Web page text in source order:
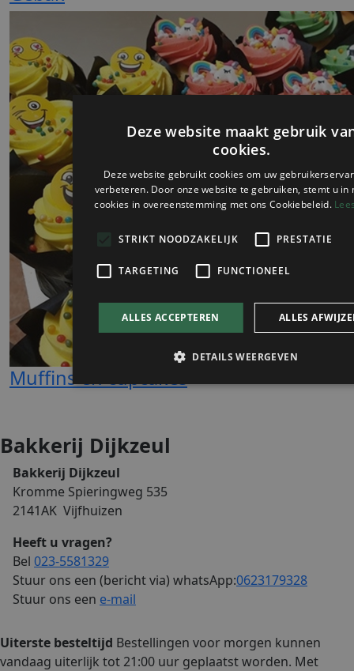
Muffins en cupcakes
Bakkerij Dijkzeul
Bakkerij Dijkzeul
Kromme Spieringweg 535
2141AK Vijfhuizen
Heeft u vragen?
Bel 023-5581329
Stuur ons een (bericht via) whatsApp:0623179328
Stuur ons een e-mail
Uiterste besteltijd Bestellingen voor morgen kunnen
vandaag uiterlijk tot 21:00 uur geplaatst worden. Met
Deze website maakt gebruik
cookies.
Deze website gebruikt cookies om uw
verbeteren. Door onze website te gebruiken, stemt u in
cookies in overeenstemming met ons Cookiebeleid.
STRIKT NOODZAKELIJK PRESTATIE
TARGETING FUNCTIONEEL
ALLES ACCEPTEREN ALLES
DETAILS WEERGEVEN
Strikt noodzakelijke cookies maken de kernfunctionaliteiten
website mogelijk, zoals gebruikersaanmelding en
website kan niet goed worden gebruikt zonder de strikt
Naam